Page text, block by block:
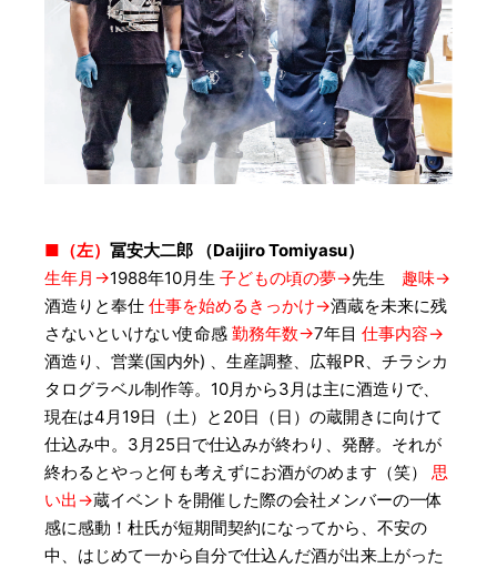
■（左） 冨安大二郎 （Daijiro Tomiyasu）
生年月→1988年10月生 子どもの頃の夢→先生 趣味→
酒造りと奉仕 仕事を始めるきっかけ→酒蔵を未来に残
さないといけない使命感 勤務年数→7年目 仕事内容→
酒造り、営業(国内外) 、生産調整、広報PR、チラシカ
タログラベル制作等。10月から3月は主に酒造りで、
現在は4月19日（土）と20日（日）の蔵開きに向けて
仕込み中。3月25日で仕込みが終わり、発酵。それが
終わるとやっと何も考えずにお酒がのめます（笑）
思
い出→蔵イベントを開催した際の会社メンバーの一体
感に感動！杜氏が短期間契約になってから、不安の
中、はじめて一から自分で仕込んだ酒が出来上がった